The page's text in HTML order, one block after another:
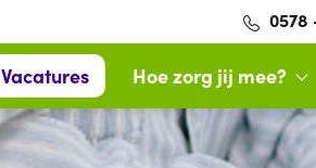
0578
Vacatures Hoe zorg jij mee?